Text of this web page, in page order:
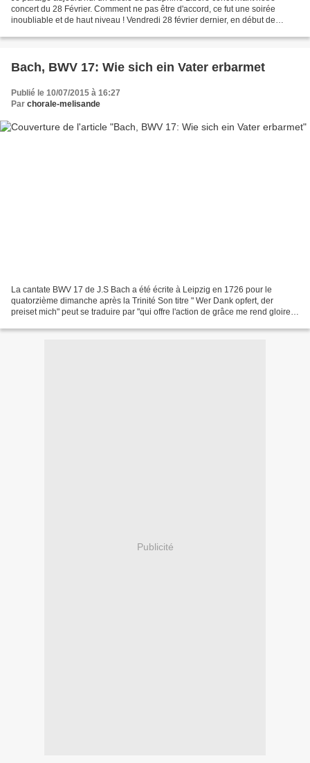
concert du 28 Février. Comment ne pas être d'accord, ce fut une soirée
inoubliable et de haut niveau ! Vendredi 28 février dernier, en début de
Bach, BWV 17: Wie sich ein Vater erbarmet
Publié le 10/07/2015 à 16:27
Par chorale-melisande
La cantate BWV 17 de J.S Bach a été écrite à Leipzig en 1726 pour le
quatorzième dimanche après la Trinité Son titre " Wer Dank opfert, der
preiset mich" peut se traduire par "qui offre l'action de grâce me rend gloire".
Publicité